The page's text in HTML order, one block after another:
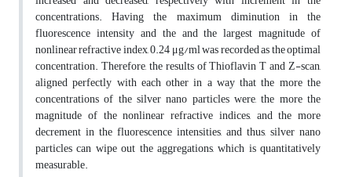
concentrations. Having the maximum diminution in the
fluorescence intensity and the and the largest magnitude of
nonlinear refractive index, 0.24 μg/ml was recorded as the optimal
concentration. Therefore, the results of Thioflavin T and Z-scan,
aligned perfectly with each other in a way that the more the
concentrations of the silver nano particles were, the more the
magnitude of the nonlinear refractive indices, and the more
decrement in the fluorescence intensities, and thus, silver nano
particles can wipe out the aggregations, which is quantitatively
measurable.